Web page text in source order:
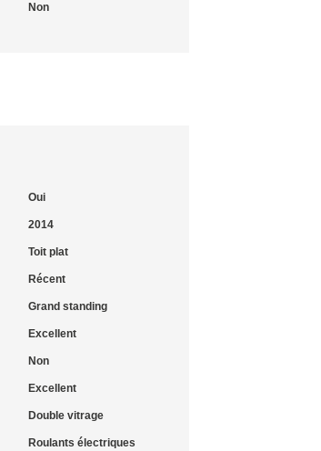
Non
Oui
2014
Toit plat
Récent
Grand standing
Excellent
Non
Excellent
Double vitrage
Roulants électriques